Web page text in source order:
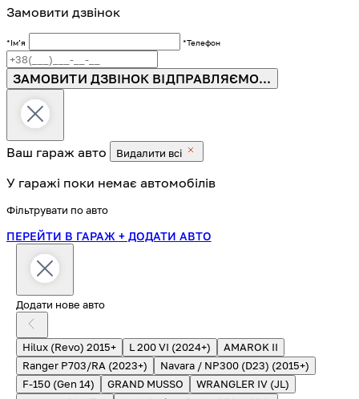
Замовити дзвінок
*Імʼя *Телефон
ЗАМОВИТИ ДЗВІНОК ВІДПРАВЛЯЄМО...
Ваш гараж авто Видалити всі
У гаражі поки немає автомобілів
Фільтрувати по авто
ПЕРЕЙТИ В ГАРАЖ + ДОДАТИ АВТО
Додати нове авто
Hilux (Revo) 2015+ L 200 VI (2024+)
AMAROK II
Ranger P703/RA (2023+)
Navara / NP300 (D23) (2015+)
F-150 (Gen 14)
GRAND MUSSO
WRANGLER IV (JL)